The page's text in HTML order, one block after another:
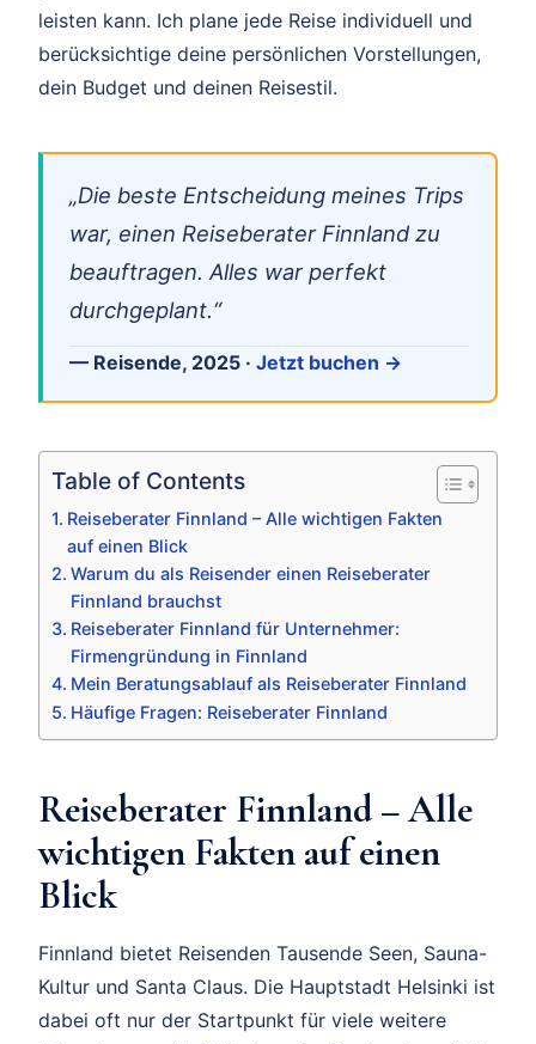
leisten kann. Ich plane jede Reise individuell und
berücksichtige deine persönlichen Vorstellungen,
dein Budget und deinen Reisestil.
„Die beste Entscheidung meines Trips
war, einen Reiseberater Finnland zu
beauftragen. Alles war perfekt
durchgeplant.“
— Reisende, 2025 · Jetzt buchen →
Table of Contents
Reiseberater Finnland – Alle wichtigen Fakten
auf einen Blick
Warum du als Reisender einen Reiseberater
Finnland brauchst
Reiseberater Finnland für Unternehmer:
Firmengründung in Finnland
Mein Beratungsablauf als Reiseberater Finnland
Häufige Fragen: Reiseberater Finnland
Reiseberater Finnland – Alle
wichtigen Fakten auf einen
Blick
Finnland bietet Reisenden Tausende Seen, Sauna-
Kultur und Santa Claus. Die Hauptstadt Helsinki ist
dabei oft nur der Startpunkt für viele weitere